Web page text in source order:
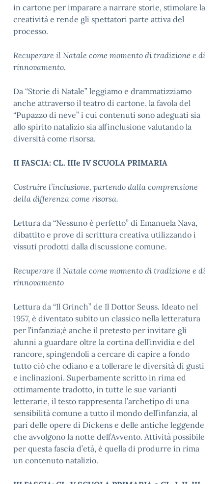
in cartone per imparare a narrare storie, stimolare la
creatività e rende gli spettatori parte attiva del
processo.
Recuperare il Natale come momento di tradizione e di
rinnovamento.
Da “Storie di Natale” leggiamo e drammatizziamo
anche attraverso il teatro di cartone, la favola del
“Pupazzo di neve” i cui contenuti sono adeguati sia
allo spirito natalizio sia all’inclusione valutando la
diversità come risorsa.
II FASCIA: CL. IIIe IV SCUOLA PRIMARIA
Costruire l’inclusione, partendo dalla comprensione
della differenza come risorsa.
Lettura da “Nessuno è perfetto” di Emanuela Nava,
dibattito e prove di scrittura creativa utilizzando i
vissuti prodotti dalla discussione comune.
Recuperare il Natale come momento di tradizione e di
rinnovamento
Lettura da “Il Grinch” de Il Dottor Seuss. Ideato nel
1957, è diventato subito un classico nella letteratura
per l’infanzia;è anche il pretesto per invitare gli
alunni a guardare oltre la cortina dell’invidia e del
rancore, spingendoli a cercare di capire a fondo
tutto ciò che odiano e a tollerare le diversità di gusti
e inclinazioni. Superbamente scritto in rima ed
ottimamente tradotto, in tutte le sue varianti
letterarie, il testo rappresenta l’archetipo di una
sensibilità comune a tutto il mondo dell’infanzia, al
pari delle opere di Dickens e delle antiche leggende
che avvolgono la notte dell’Avvento. Attività possibile
per questa fascia d’età, è quella di produrre in rima
un contenuto natalizio.